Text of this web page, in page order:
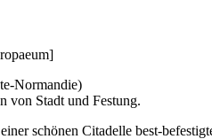
Normandie)
von Stadt und Festung.
schönen Citadelle best-